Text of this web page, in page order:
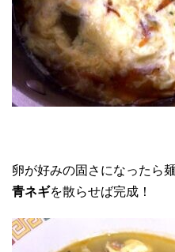
卵が好みの固さになったら
青ネギを散らせば完成！